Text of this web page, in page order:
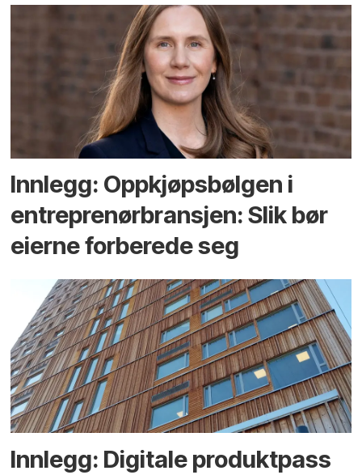
Innlegg: Oppkjøps­bølgen i
entreprenør­bransjen: Slik bør
eierne forberede seg
Innlegg: Digitale produktpass